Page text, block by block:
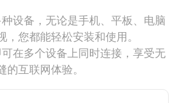
设备，无论是手机、平板、电脑
，您都能轻松安装和使用。
在多个设备上同时连接，享受无
的互联网体验。